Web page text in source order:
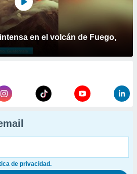
en el volcán de Fuego,
de privacidad.